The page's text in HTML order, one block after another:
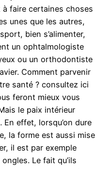
faire certaines choses
unes que les autres,
bien s’alimenter,
un ophtalmologiste
ou un orthodontiste
Comment parvenir
santé ? consultez ici
feront mieux vous
le paix intérieur
effet, lorsqu’on dure
la forme est aussi mise
il est par exemple
Le fait qu’ils